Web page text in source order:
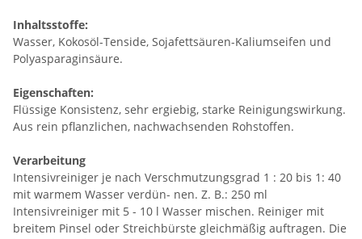
Inhaltsstoffe:
Wasser, Kokosöl-Tenside, Sojafettsäuren-Kaliumseifen und
Polyasparaginsäure.
Eigenschaften:
Flüssige Konsistenz, sehr ergiebig, starke Reinigungswirkung.
Aus rein pflanzlichen, nachwachsenden Rohstoffen.
Verarbeitung
Intensivreiniger je nach Verschmutzungsgrad 1 : 20 bis 1: 40
mit warmem Wasser verdün- nen. Z. B.: 250 ml
Intensivreiniger mit 5 - 10 l Wasser mischen. Reiniger mit
breitem Pinsel oder Streichbürste gleichmäßig auftragen. Die